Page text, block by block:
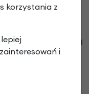
pytania o ten
korzystania z
i